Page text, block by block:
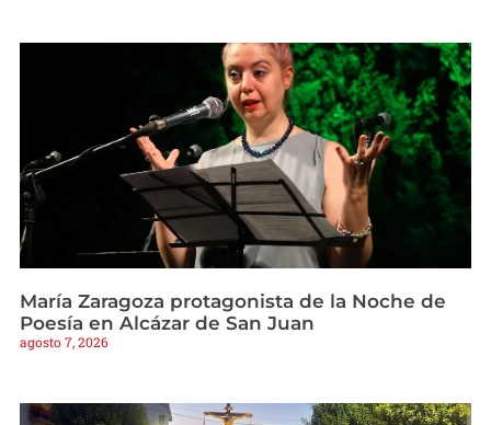
María Zaragoza protagonista de la Noche de
Poesía en Alcázar de San Juan
agosto 7, 2026